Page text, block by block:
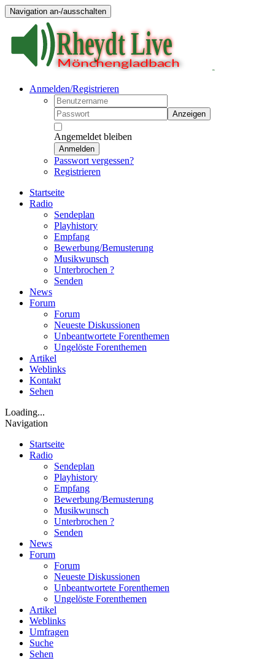
Navigation an-/ausschalten
Anmelden/Registrieren
Anzeigen
Angemeldet bleiben
Anmelden
Passwort vergessen?
Registrieren
Startseite
Radio
Sendeplan
Playhistory
Empfang
Bewerbung/Bemusterung
Musikwunsch
Unterbrochen ?
Senden
News
Forum
Forum
Neueste Diskussionen
Unbeantwortete Forenthemen
Ungelöste Forenthemen
Artikel
Weblinks
Kontakt
Sehen
Loading...
Navigation
Startseite
Radio
Sendeplan
Playhistory
Empfang
Bewerbung/Bemusterung
Musikwunsch
Unterbrochen ?
Senden
News
Forum
Forum
Neueste Diskussionen
Unbeantwortete Forenthemen
Ungelöste Forenthemen
Artikel
Weblinks
Umfragen
Suche
Sehen